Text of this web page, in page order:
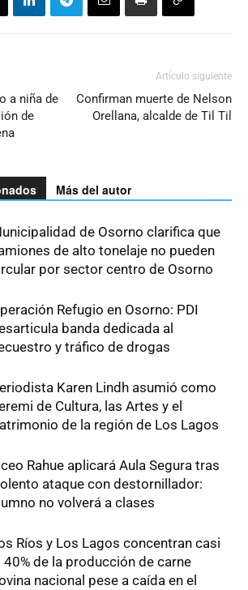
a niña de
de
Artículo siguiente
Confirman muerte de Nelson
Orellana, alcalde de Til Til
Más del autor
de Osorno clarifica que
de alto tonelaje no pueden
por sector centro de Osorno
Refugio en Osorno: PDI
banda dedicada al
y tráfico de drogas
Karen Lindh asumió como
de Cultura, las Artes y el
de la región de Los Lagos
Rahue aplicará Aula Segura tras
ataque con destornillador:
no volverá a clases
Ríos y Los Lagos concentran casi
40% de la producción de carne
nacional pese a caída en el